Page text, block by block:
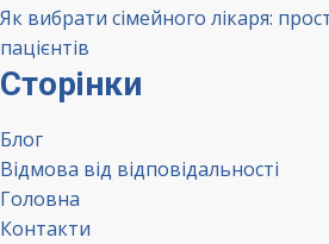
Як вибрати сімейного лікаря:
пацієнтів
Сторінки
Блог
Відмова від відповідальності
Головна
Контакти